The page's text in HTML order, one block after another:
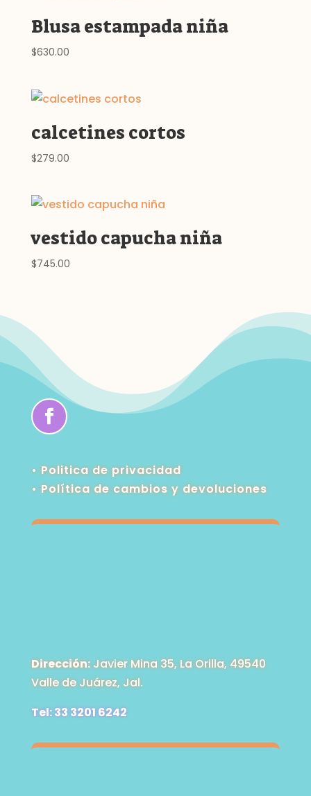
Blusa estampada niña
$630.00
calcetines cortos
$279.00
vestido capucha niña
$745.00
• Politica de privacidad
•Política de cambios y devoluciones
Dirección:Javier Mina 35, La Orilla, 49540
Valle de Juárez, Jal.
Tel: 33 3201 6242